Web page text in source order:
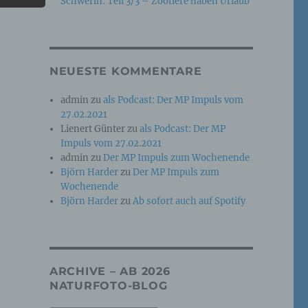
NEUESTE KOMMENTARE
admin zuals Podcast: Der MP Impuls vom
27.02.2021
Lienert Günterzuals Podcast: Der MP
Impuls vom 27.02.2021
admin zuDer MP Impuls zum Wochenende
Björn HarderzuDer MP Impuls zum
Wochenende
Björn HarderzuAb sofort auch auf Spotify
ARCHIVE – AB 2026
NATURFOTO-BLOG